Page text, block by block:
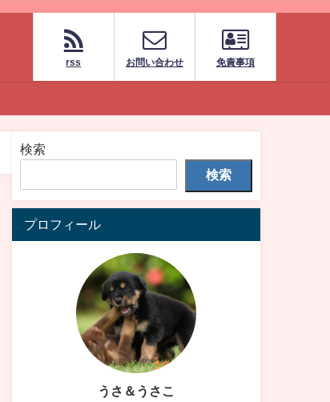
rss お問い合わせ 免責事項
検索
検索
プロフィール
うさ＆うさこ